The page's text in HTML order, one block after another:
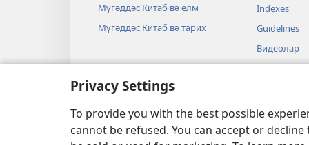
Privacy Settings
To provide you with the best possible
cannot be refused. You can accept or
Мүгәддәс Китаб вә елм
Мүгәддәс Китаб вә тарих
Indexes
Guidelines
Видеолар
Мусиги
Бәдии гираәт